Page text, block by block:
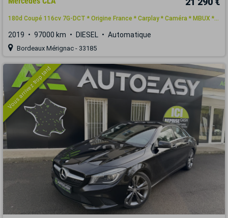
180d Coupé 116cv 7G-DCT * Origine France * Carplay * Caméra * MBUX *...
2019 97000 km DIESEL Automatique
Bordeaux Mérignac - 33185
Vous arrivez trop tard